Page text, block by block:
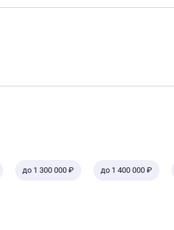
до 1 300 000 ₽ до 1 400 000 ₽